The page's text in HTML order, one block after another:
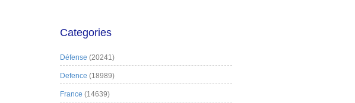
Categories
Défense (20241)
Defence (18989)
France (14639)